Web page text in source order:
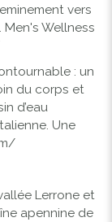
vers
Wellness
: un
du corps et
d’eau
Une
Lerrone et
apennine de